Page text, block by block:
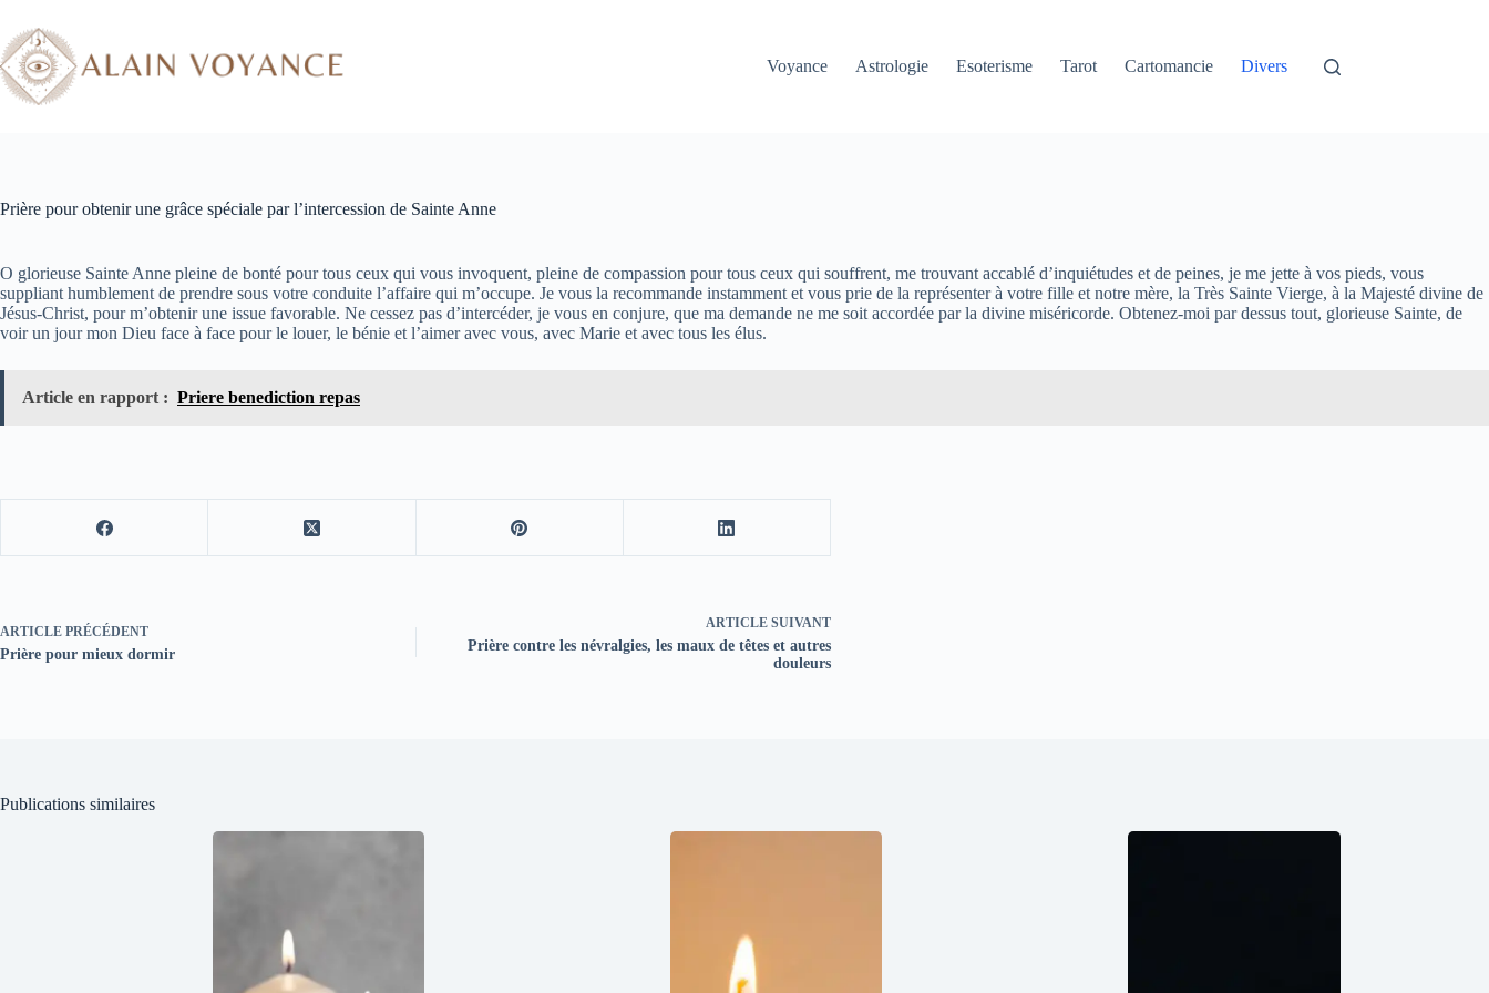
Voyance Astrologie Esoterisme Tarot Cartomancie Divers
Prière pour obtenir une grâce spéciale par l’intercession de Sainte Anne
O glorieuse Sainte Anne pleine de bonté pour tous ceux qui vous invoquent, pleine de compassion pour tous ceux qui souffrent, me trouvant accablé d’inquiétudes et de peines, je me jette à vos pieds, vous
suppliant humblement de prendre sous votre conduite l’affaire qui m’occupe. Je vous la recommande instamment et vous prie de la représenter à votre fille et notre mère, la Très Sainte Vierge, à la Majesté divine de
Jésus-Christ, pour m’obtenir une issue favorable. Ne cessez pas d’intercéder, je vous en conjure, que ma demande ne me soit accordée par la divine miséricorde. Obtenez-moi par dessus tout, glorieuse Sainte, de
voir un jour mon Dieu face à face pour le louer, le bénie et l’aimer avec vous, avec Marie et avec tous les élus.
Article en rapport : Priere benediction repas
ARTICLE PRÉCÉDENT
Prière pour mieux dormir
ARTICLE SUIVANT
Prière contre les névralgies, les maux de têtes et autres
douleurs
Publications similaires